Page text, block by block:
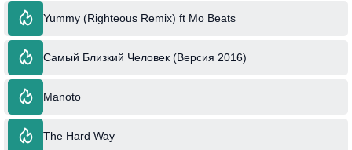
Yummy (Righteous Remix) ft Mo Beats
Самый Близкий Человек (Версия 2016)
Manoto
The Hard Way